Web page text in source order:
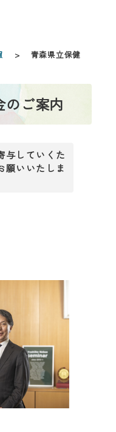
> 青森県立保健
のご案内
与していくた
願いいたしま